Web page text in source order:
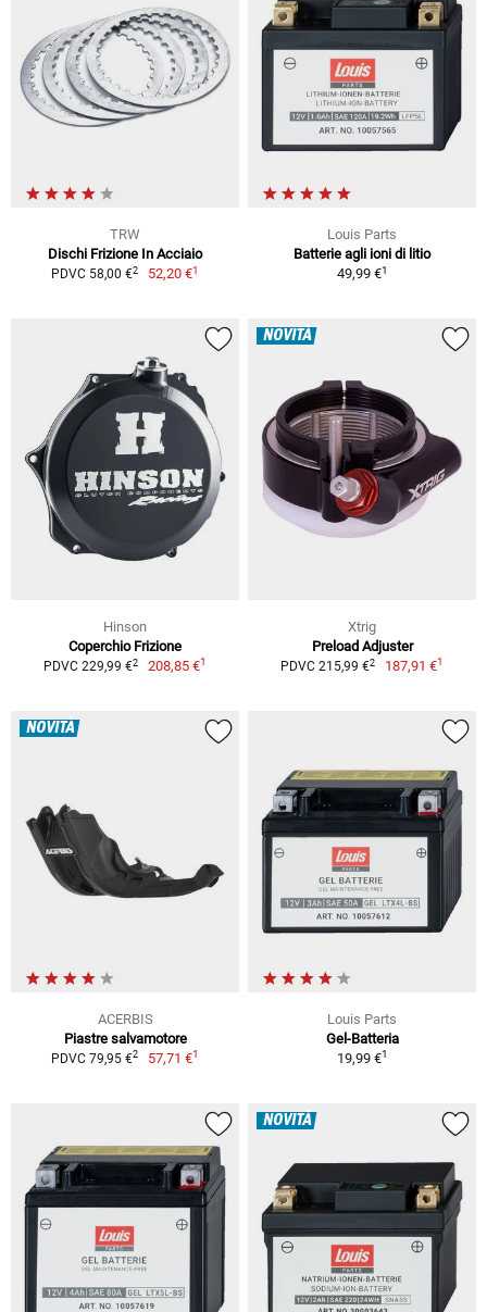
TRW
Dischi Frizione In Acciaio
PDVC 58,00 €2 52,20 €1
Louis Parts
Batterie agli ioni di litio
49,99 €1
Hinson
Coperchio Frizione
PDVC 229,99 €2 208,85 €1
NOVITÀ
Xtrig
Preload Adjuster
PDVC 215,99 €2 187,91 €1
NOVITÀ
ACERBIS
Piastre salvamotore
PDVC 79,95 €2 57,71 €1
Louis Parts
Gel-Batteria
19,99 €1
NOVITÀ